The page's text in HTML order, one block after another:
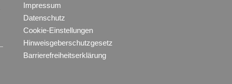
Impressum
Datenschutz
Cookie-Einstellungen
Hinweisgeberschutzgesetz
Barrierefreiheitserklärung